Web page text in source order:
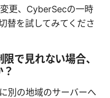
更、CyberSecの一時
替を試してみてくださ
で見れない場合、
別の地域のサーバーへ